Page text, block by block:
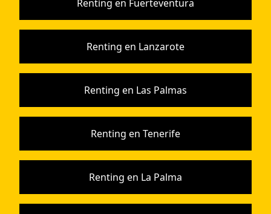
Renting en Fuerteventura
Renting en Lanzarote
Renting en Las Palmas
Renting en Tenerife
Renting en La Palma